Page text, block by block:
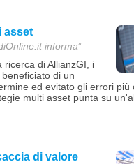
asset
informa”
ricerca di AllianzGI, i
di un
ed evitato gli errori più
multi asset punta su
di valore